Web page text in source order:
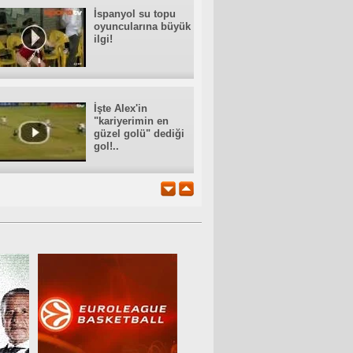
İspanyol su topu
oyuncularına büyük
ilgi!
İşte Alex'in
"kariyerimin en
güzel golü" dediği
gol!..